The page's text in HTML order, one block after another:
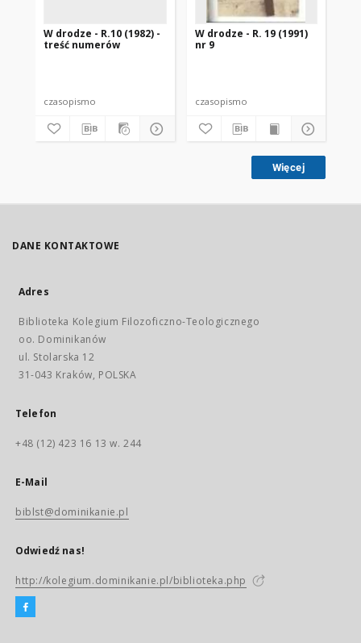
W drodze - R.10 (1982) -
treść numerów
czasopismo
W drodze - R. 19 (1991)
nr 9
czasopismo
Więcej
DANE KONTAKTOWE
Adres
Biblioteka Kolegium Filozoficzno-Teologicznego
oo. Dominikanów
ul. Stolarska 12
31-043 Kraków, POLSKA
Telefon
+48 (12) 423 16 13 w. 244
E-Mail
biblst@dominikanie.pl
Odwiedź nas!
http://kolegium.dominikanie.pl/biblioteka.php